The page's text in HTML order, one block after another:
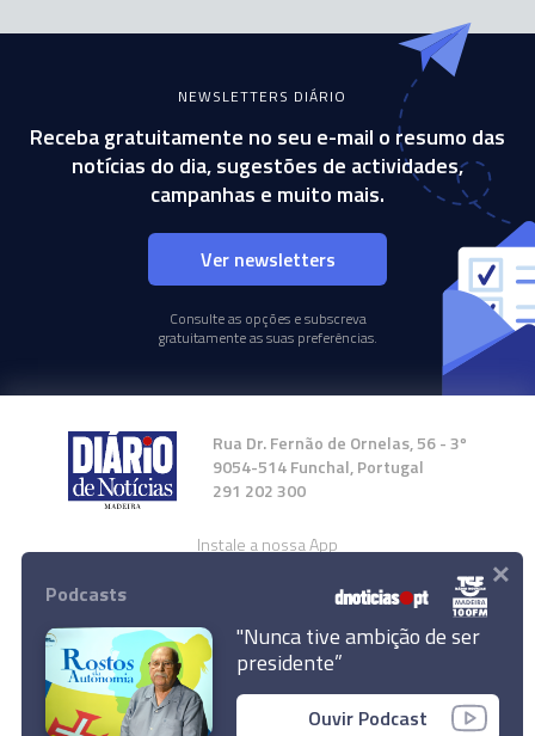
NEWSLETTERS DIÁRIO
Receba gratuitamente no seu e-mail o resumo das
notícias do dia, sugestões de actividades,
campanhas e muito mais.
Ver newsletters
Consulte as opções e subscreva
gratuitamente as suas preferências.
Rua Dr. Fernão de Ornelas, 56 - 3º
9054-514 Funchal, Portugal
291 202 300
Instale a nossa App
© 2024 Empresa Diário de Notícias, Lda.
Todos os direitos reservados.
Podcasts
"Nunca tive ambição de ser
presidente”
Ouvir Podcast
×